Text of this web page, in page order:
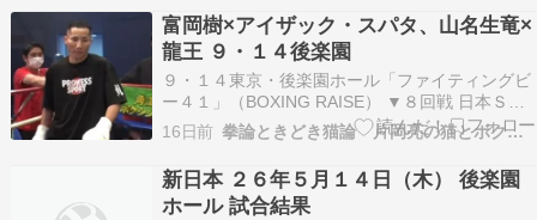
富岡樹×アイザック・スパタ、山名生竜×
龍王 ９・１４後楽園
９・１４東京・後楽園ホール「ファイティングビ
ー４１」（BOXING RAISE） ▼８回戦 日本Ｓラ
イト級５位・富岡樹(角海老宝石) × アイザック・
スパタ(中日) 日本Ｓフ
16日前 拳論ときどき猫論 片岡亮の猫とボクシング日記
新日本 ２６年５月１４日（木） 後楽園
ホール 試合結果